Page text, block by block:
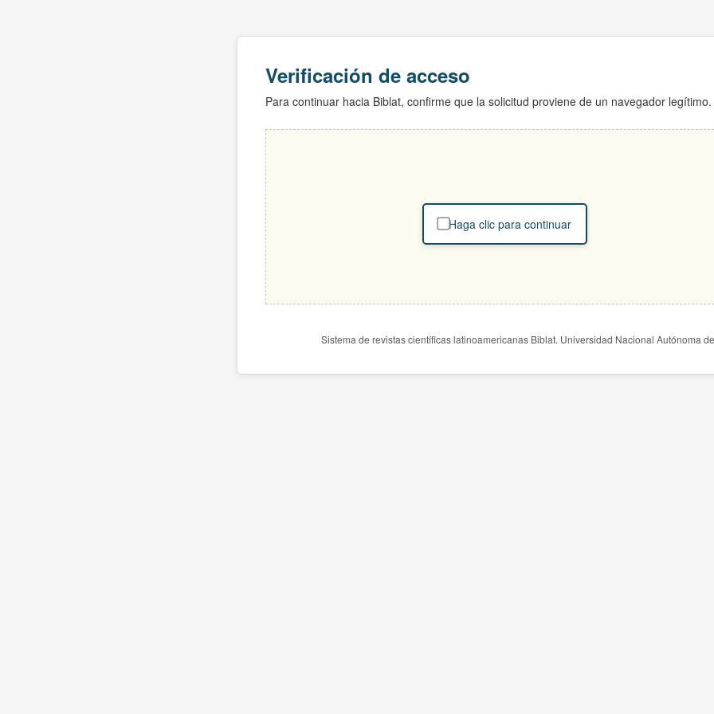
Verificación de acceso
Para continuar hacia Biblat, confirme que la solicitud proviene de un navegador legítimo.
Haga clic para continuar
Sistema de revistas científicas latinoamericanas Biblat. Universidad Nacional Autónoma